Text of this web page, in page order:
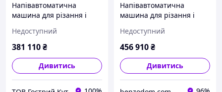
Напівавтоматична
машина для різання і
400GHPROS
Недоступний
381 110₴
Дивитись
Напівавтоматична
машина для різання і
SSA500ZH-PRO,
гідравлічний
Недоступний
456 910₴
Дивитись